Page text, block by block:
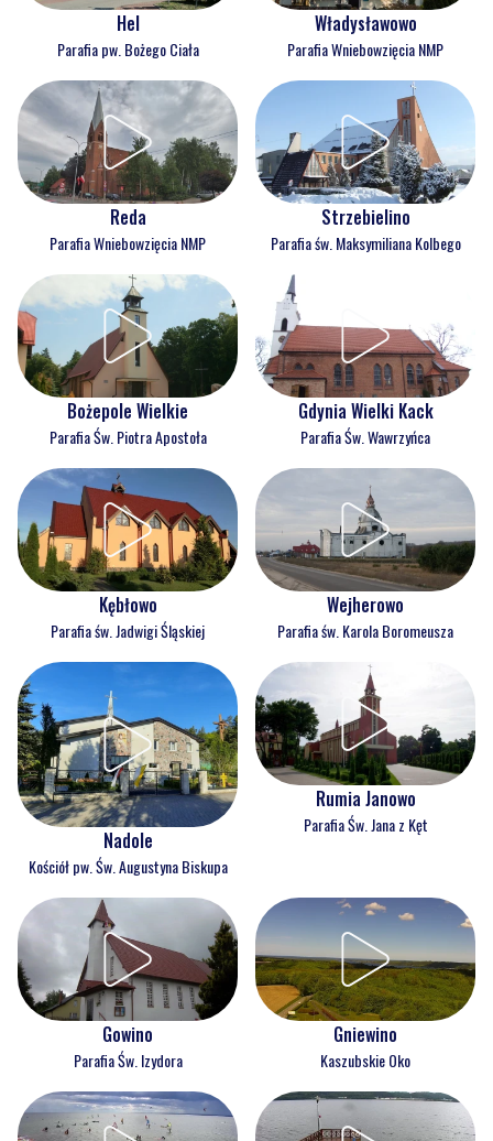
Hel
Parafia pw. Bożego Ciała
Władysławowo
Parafia Wniebowzięcia NMP
Reda
Parafia Wniebowzięcia NMP
Strzebielino
Parafia św. Maksymiliana Kolbego
Bożepole Wielkie
Parafia Św. Piotra Apostoła
Gdynia Wielki Kack
Parafia Św. Wawrzyńca
Kębłowo
Parafia św. Jadwigi Śląskiej
Wejherowo
Parafia św. Karola Boromeusza
Nadole
Kościół pw. Św. Augustyna Biskupa
Rumia Janowo
Parafia Św. Jana z Kęt
Gowino
Parafia Św. Izydora
Gniewino
Kaszubskie Oko